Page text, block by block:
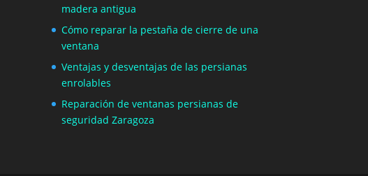
madera antigua
Cómo reparar la pestaña de cierre de una
ventana
Ventajas y desventajas de las persianas
enrolables
Reparación de ventanas persianas de
seguridad Zaragoza